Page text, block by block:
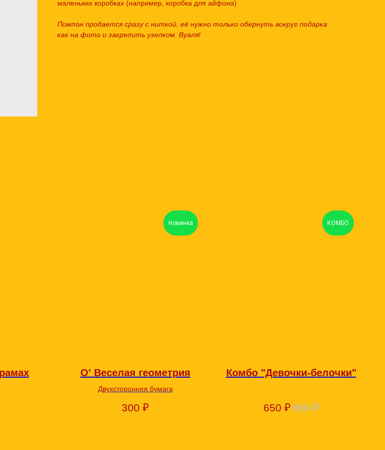
маленьких коробках (например, коробка для айфона)
Помпон продается сразу с ниткой, её нужно только обернуть вокруг подарка
как на фото и закрепить узелком. Вуаля!
Новинка
О' Веселая геометрия
Двухсторонняя бумага
300 ₽
КОМБО
Комбо "Девочки-белочки"
650 ₽850 ₽